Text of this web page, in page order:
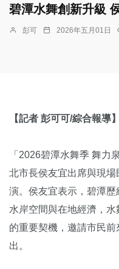
碧潭水舞創新升級
彭可 2026年五月01日
【記者 彭可可/綜合報導】
「2026碧潭水舞季 舞力
北市長侯友宜出席與現
演。侯友宜表示，碧潭
水岸空間與在地經濟，
的重要契機，邀請市民
出。